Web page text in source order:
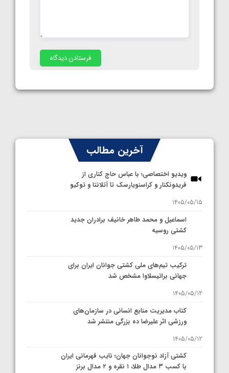
آخرین مطالب
ویدیو اختصاصی؛ با عباس حاج کناری از
فریدونکنار و کراسنویارسک تا آتلانتا و توکیو
1405/05/15
اسماعیل و محمد طاهر خانیف برادران جدید
کشتی روسیه
1405/05/13
ترکیب تیم‌های ملی کشتی جوانان ایران برای
جهانی براتیسلاوا مشخص شد
1405/05/12
کتاب مدیریت منابع انسانی در سازمان‌های
ورزشی اثر علیرضا ده بزرگی منتشر شد
1405/05/12
کشتی آزاد نوجوانان جهان؛ نایب قهرمانی ایران
با کسب ۳ مدال طلا، ۱ نقره و ۲ مدال برنز